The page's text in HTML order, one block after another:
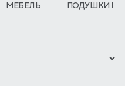
МЕБЕЛЬ ПОДУШКИ И